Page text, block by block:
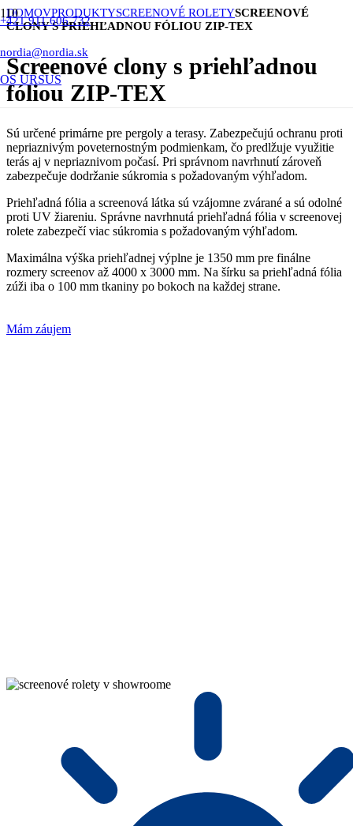
+421 911 606 732
nordia@nordia.sk
OS URSUS
DOMOVPRODUKTYSCREENOVÉ ROLETYSCREENOVÉ
CLONY S PRIEHĽADNOU FÓLIOU ZIP-TEX
Screenové clony s priehľadnou
fóliou ZIP-TEX
Sú určené primárne pre pergoly a terasy. Zabezpečujú ochranu proti
nepriaznivým poveternostným podmienkam, čo predlžuje využitie
terás aj v nepriaznivom počasí. Pri správnom navrhnutí zároveň
zabezpečuje dodržanie súkromia s požadovaným výhľadom.
Priehľadná fólia a screenová látka sú vzájomne zvárané a sú odolné
proti UV žiareniu. Správne navrhnutá priehľadná fólia v screenovej
rolete zabezpečí viac súkromia s požadovaným výhľadom.
Maximálna výška priehľadnej výplne je 1350 mm pre finálne
rozmery screenov až 4000 x 3000 mm. Na šírku sa priehľadná fólia
zúži iba o 100 mm tkaniny po bokoch na každej strane.
Mám záujem